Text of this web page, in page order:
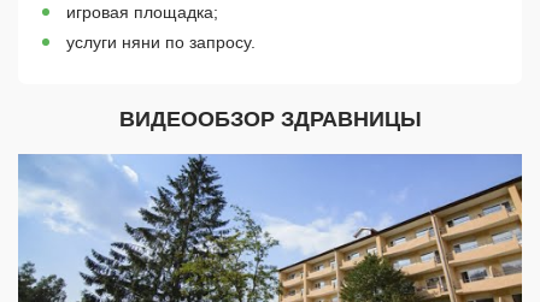
игровая площадка;
услуги няни по запросу.
ВИДЕООБЗОР ЗДРАВНИЦЫ